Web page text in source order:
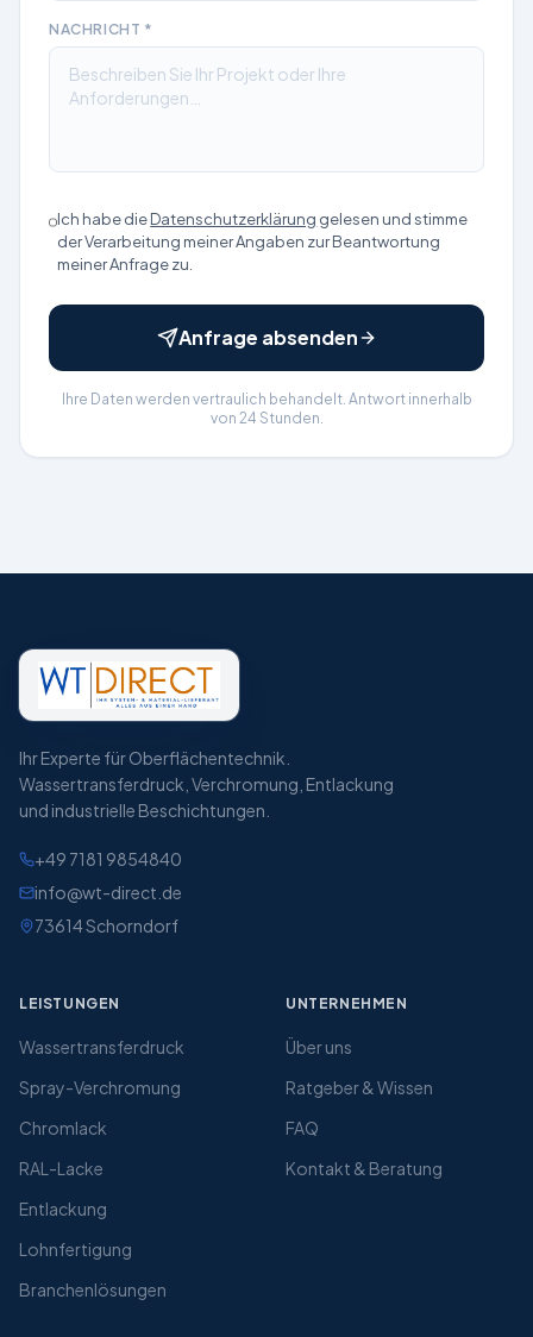
NACHRICHT *
Ich habe dieDatenschutzerklärung gelesen und stimme
der Verarbeitung meiner Angaben zur Beantwortung
meiner Anfrage zu.
Anfrage absenden
Ihre Daten werden vertraulich behandelt. Antwort innerhalb
von 24 Stunden.
Ihr Experte für Oberflächentechnik.
Wassertransferdruck, Verchromung, Entlackung
und industrielle Beschichtungen.
+49 7181 9854840
info@wt-direct.de
73614Schorndorf
LEISTUNGEN
Wassertransferdruck
Spray-Verchromung
Chromlack
RAL-Lacke
Entlackung
Lohnfertigung
Branchenlösungen
UNTERNEHMEN
Über uns
Ratgeber & Wissen
FAQ
Kontakt & Beratung